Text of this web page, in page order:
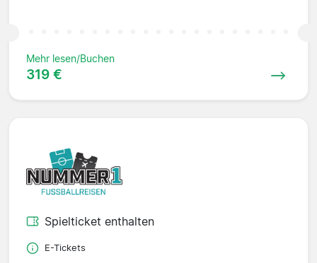
Mehr lesen/Buchen
319 €
Spielticket enthalten
E-Tickets